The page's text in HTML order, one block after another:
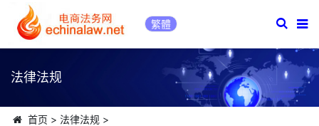
繁體
法律法规
首页 > 法律法规 >